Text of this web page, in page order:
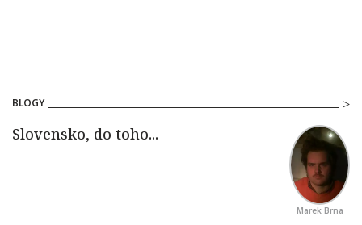
BLOGY
Marek Brna